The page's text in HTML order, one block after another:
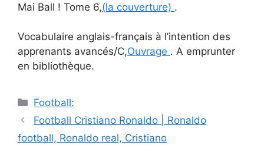
Mai Ball ! Tome 6,(la couverture) .
Vocabulaire anglais-français à l’intention des
apprenants avancés/C,Ouvrage . A emprunter
en bibliothèque.
Catégories
Football:
Navigation
des
Football Cristiano Ronaldo | Ronaldo
football, Ronaldo real, Cristiano